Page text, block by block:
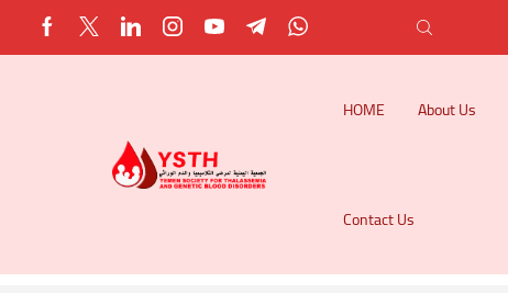
HOME About Us
Contact Us